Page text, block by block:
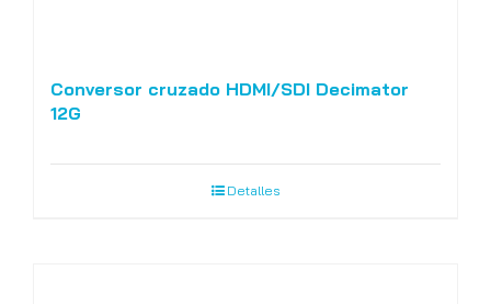
Conversor cruzado HDMI/SDI Decimator
12G
Detalles